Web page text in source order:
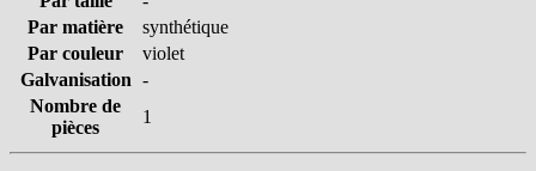
Par matière
synthétique
Par couleur
violet
Galvanisation -
Nombre de
pièces
1